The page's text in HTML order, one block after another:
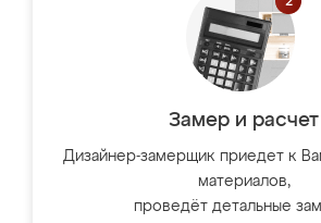
Замер и расчет
Дизайнер-замерщик приедет к
материалов,
проведёт детальные